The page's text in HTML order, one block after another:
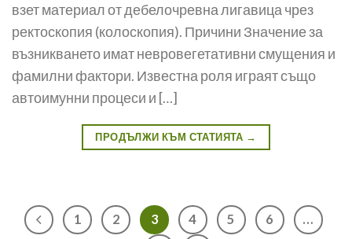
взет материал от дебелочревна лигавица чрез
ректоскопия (колоскопия). Причини Значение за
възникването имат невровегетативни смущения и
фамилни фактори. Известна роля играят също
автоимунни процеси и […]
ПРОДЪЛЖИ КЪМ СТАТИЯТА →
1 2 3 4 5 6
…